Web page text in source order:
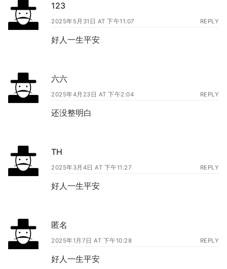
123
2025年5月31日 AT 下午11:07 REPLY
好人一生平安
六六
2025年4月23日 AT 下午2:04 REPLY
还没整明白
TH
2025年3月4日 AT 下午11:27 REPLY
好人一生平安
匿名
2025年1月7日 AT 下午10:28 REPLY
好人一生平安